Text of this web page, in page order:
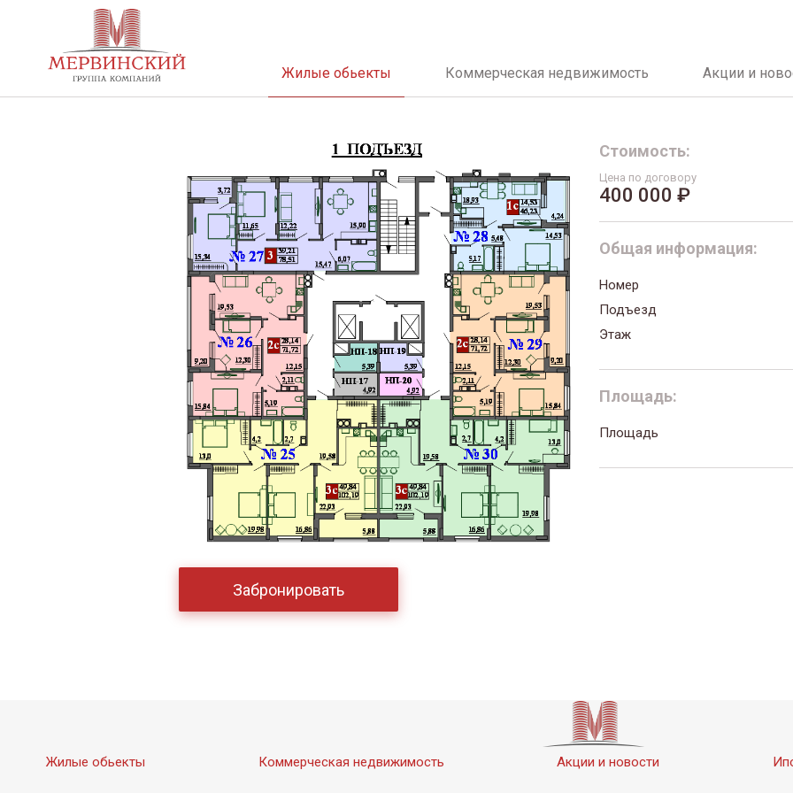
Жилые обьекты Коммерческая недвижимость Акции и
Забронировать
Стоимость:
Цена по договору
400 000 ₽
Общая информация:
Номер
Подъезд
Этаж
Площадь:
Площадь
Жилые обьекты Коммерческая недвижимость Акции и новости